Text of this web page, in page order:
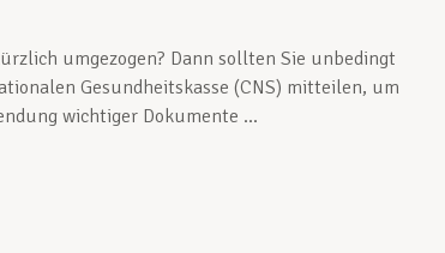
umgezogen? Dann sollten Sie unbedingt
Gesundheitskasse (CNS) mitteilen, um
wichtiger Dokumente ...